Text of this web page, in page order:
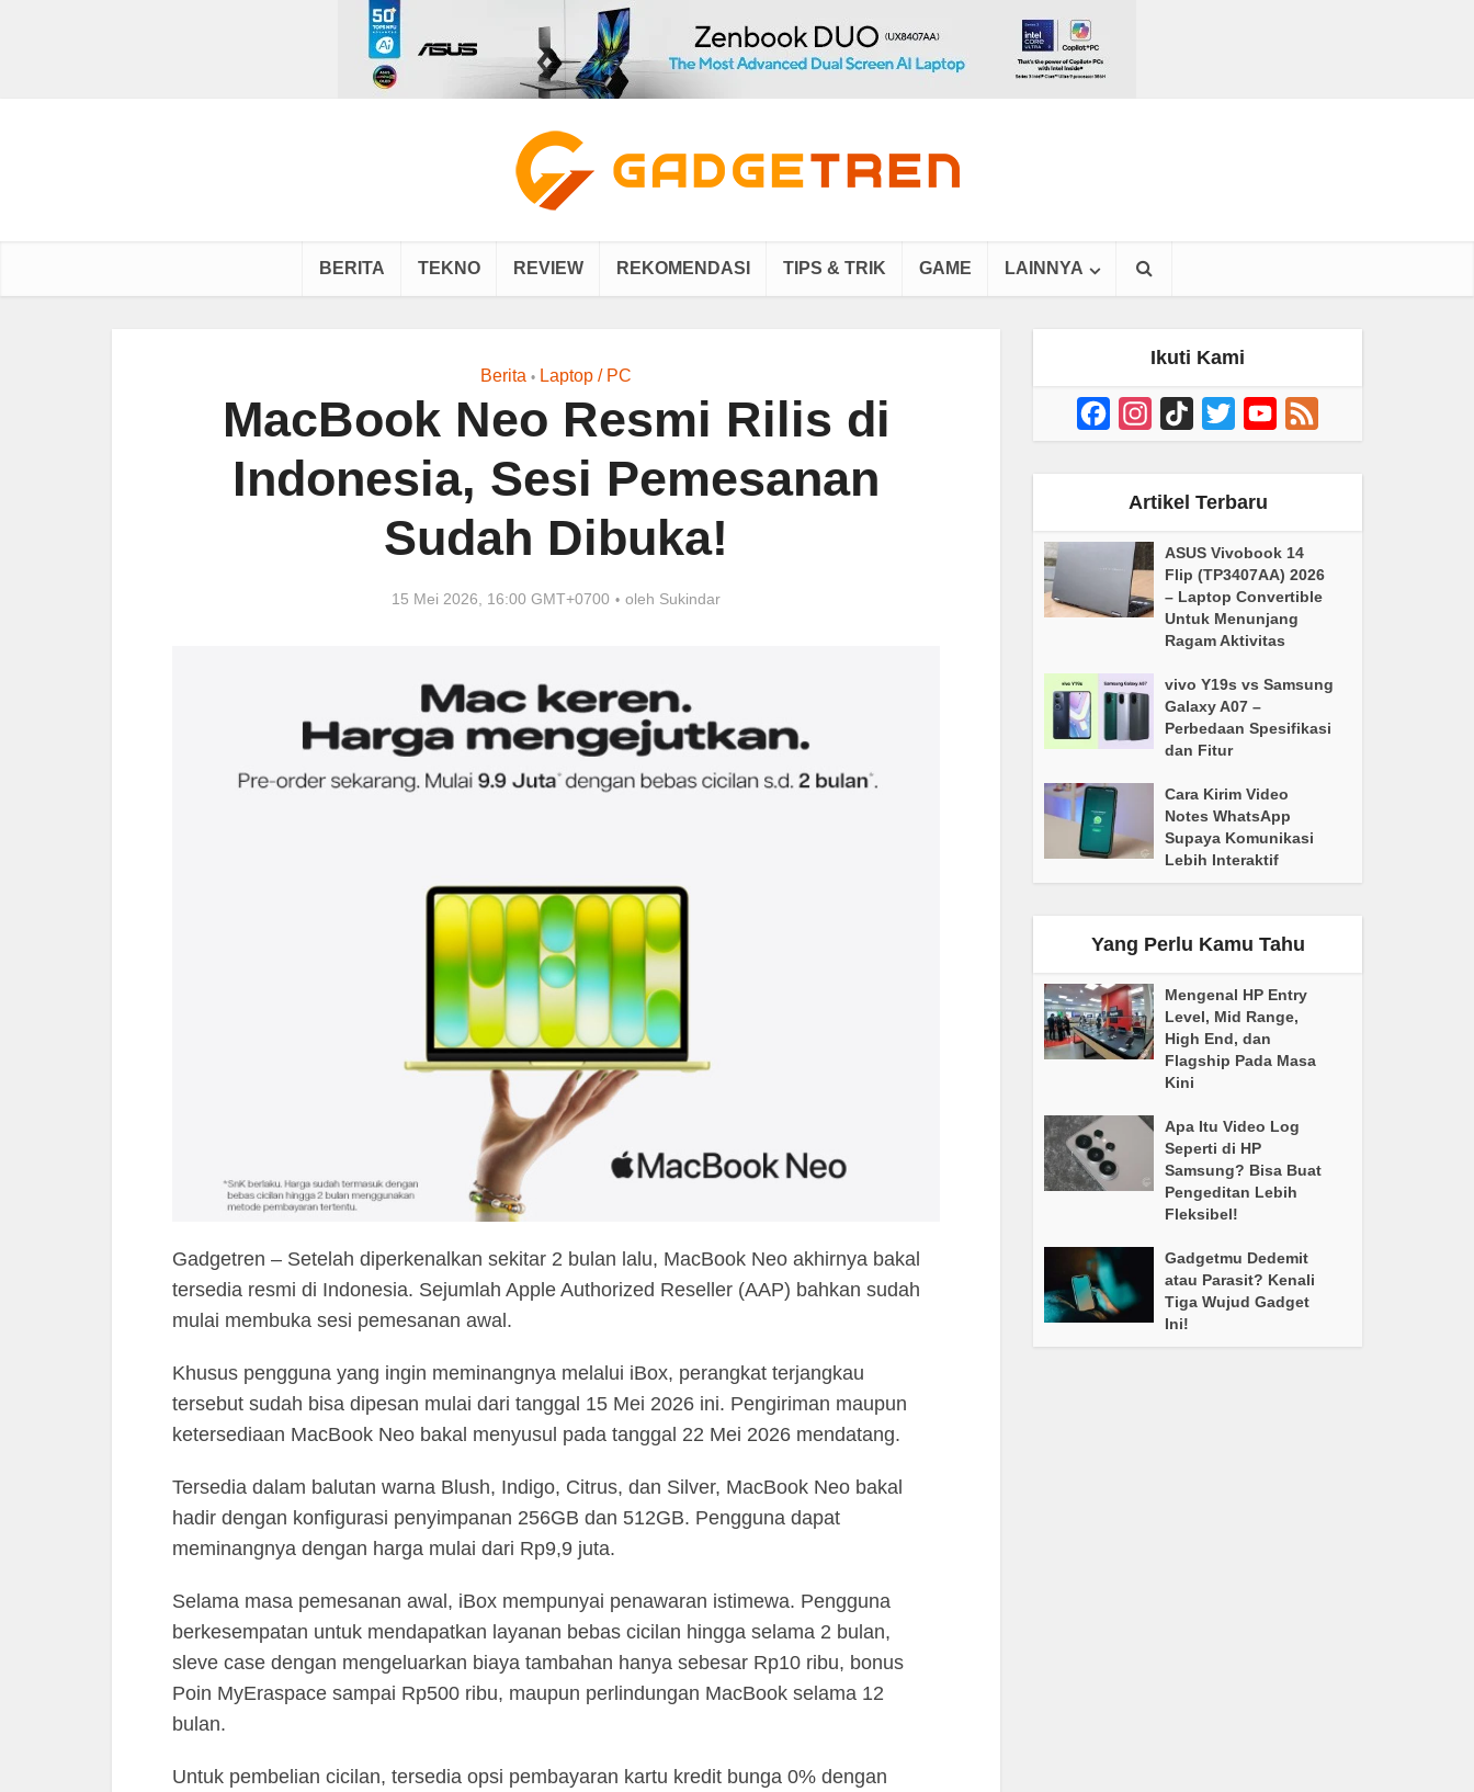
BERITA TEKNO REVIEW REKOMENDASI TIPS & TRIK GAME LAINNYA
Berita • Laptop / PC
MacBook Neo Resmi Rilis di
Indonesia, Sesi Pemesanan
Sudah Dibuka!
15 Mei 2026, 16:00 GMT+0700 oleh Sukindar
Gadgetren – Setelah diperkenalkan sekitar 2 bulan lalu, MacBook Neo akhirnya bakal
tersedia resmi di Indonesia. Sejumlah Apple Authorized Reseller (AAP) bahkan sudah
mulai membuka sesi pemesanan awal.
Khusus pengguna yang ingin meminangnya melalui iBox, perangkat terjangkau
tersebut sudah bisa dipesan mulai dari tanggal 15 Mei 2026 ini. Pengiriman maupun
ketersediaan MacBook Neo bakal menyusul pada tanggal 22 Mei 2026 mendatang.
Tersedia dalam balutan warna Blush, Indigo, Citrus, dan Silver, MacBook Neo bakal
hadir dengan konfigurasi penyimpanan 256GB dan 512GB. Pengguna dapat
meminangnya dengan harga mulai dari Rp9,9 juta.
Selama masa pemesanan awal, iBox mempunyai penawaran istimewa. Pengguna
berkesempatan untuk mendapatkan layanan bebas cicilan hingga selama 2 bulan,
sleve case dengan mengeluarkan biaya tambahan hanya sebesar Rp10 ribu, bonus
Poin MyEraspace sampai Rp500 ribu, maupun perlindungan MacBook selama 12
bulan.
Untuk pembelian cicilan, tersedia opsi pembayaran kartu kredit bunga 0% dengan
Ikuti Kami
FacebookInstagram
TikTok Twitter YouTube
Channel
Artikel Terbaru
ASUS Vivobook 14
Flip (TP3407AA) 2026
– Laptop Convertible
Untuk Menunjang
Ragam Aktivitas
vivo Y19s vs Samsung
Galaxy A07 –
Perbedaan Spesifikasi
dan Fitur
Cara Kirim Video
Notes WhatsApp
Supaya Komunikasi
Lebih Interaktif
Yang Perlu Kamu Tahu
Mengenal HP Entry
Level, Mid Range,
High End, dan
Flagship Pada Masa
Kini
Apa Itu Video Log
Seperti di HP
Samsung? Bisa Buat
Pengeditan Lebih
Fleksibel!
Gadgetmu Dedemit
atau Parasit? Kenali
Tiga Wujud Gadget
Ini!